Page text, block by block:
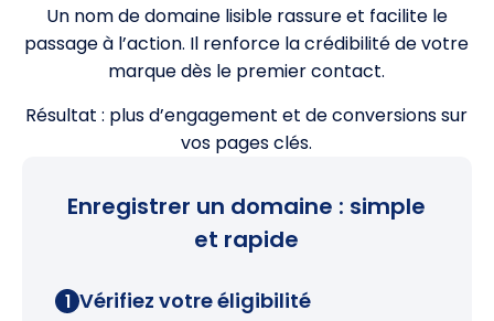
Un nom de domaine lisible rassure et facilite le
passage à l’action. Il renforce la crédibilité de votre
marque dès le premier contact.
Résultat : plus d’engagement et de conversions sur
vos pages clés.
Enregistrer un domaine : simple
et rapide
1 Vérifiez votre éligibilité